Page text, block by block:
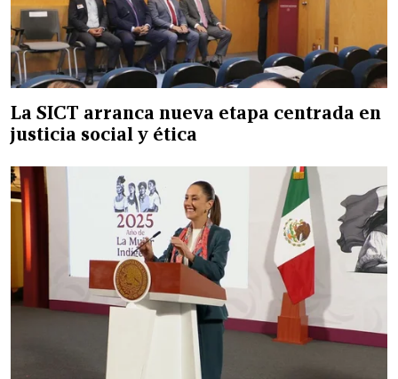
La SICT arranca nueva etapa centrada en
justicia social y ética